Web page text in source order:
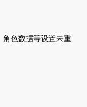
色数据等设置未重